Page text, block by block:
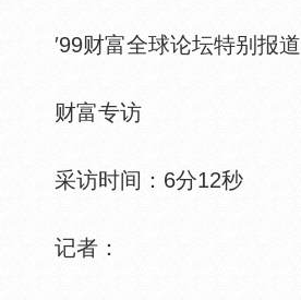
′99财富全球论坛特别报道
财富专访
采访时间：6分12秒
记者：